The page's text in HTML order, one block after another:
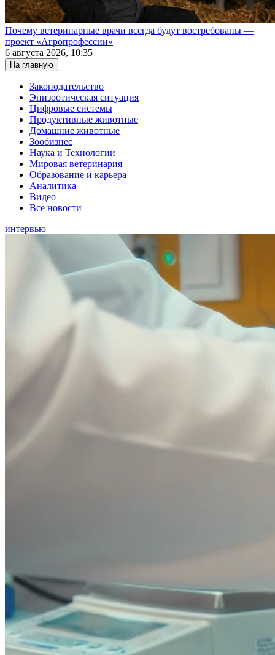
Почему ветеринарные врачи всегда будут востребованы —
проект «Агропрофессии»
6 августа 2026, 10:35
На главную
Законодательство
Эпизоотическая ситуация
Цифровые системы
Продуктивные животные
Домашние животные
Зообизнес
Наука и Технологии
Мировая ветеринария
Образование и карьера
Аналитика
Видео
Все новости
интервью